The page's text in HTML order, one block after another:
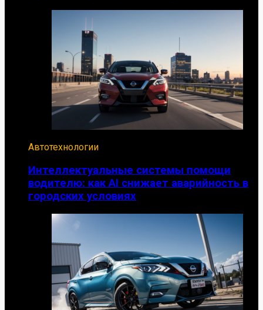
Автотехнологии
Интеллектуальные системы помощи
водителю: как AI снижает аварийность в
городских условиях